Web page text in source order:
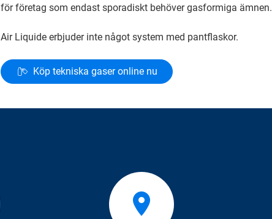
för företag som endast sporadiskt behöver gasformiga ämnen.
Air Liquide erbjuder inte något system med pantflaskor.
Köp tekniska gaser online nu